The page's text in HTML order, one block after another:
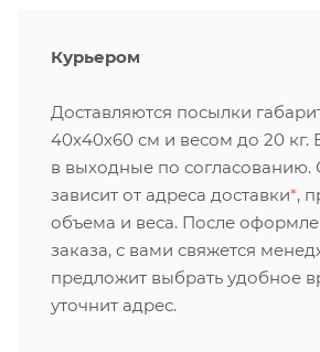
Курьером
Доставляются посылки
40х40х60 см и весом до 20 кг.
в выходные по согласованию.
зависит от адреса доставки*,
объема и веса. После
заказа, с вами свяжется
предложит выбрать удобное
уточнит адрес.